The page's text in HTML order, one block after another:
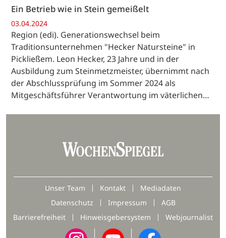
Ein Betrieb wie in Stein gemeißelt
03.04.2024
Region (edi). Generationswechsel beim
Traditionsunternehmen "Hecker Natursteine" in
Pickließem. Leon Hecker, 23 Jahre und in der
Ausbildung zum Steinmetzmeister, übernimmt nach
der Abschlussprüfung im Sommer 2024 als
Mitgeschäftsführer Verantwortung im väterlichen…
Unser Team Kontakt
Mediadaten
Datenschutz
Impressum
AGB
Barrierefreiheit
Hinweisgebersystem Webjournalist